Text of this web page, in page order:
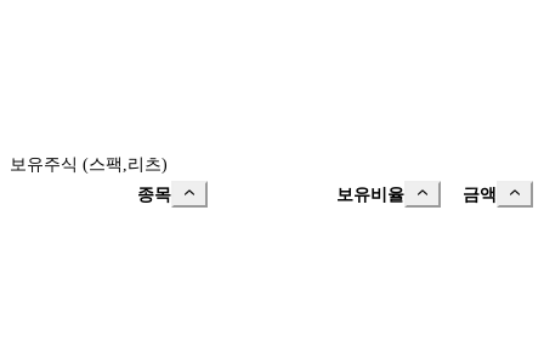
보유주식 (스팩,리츠)
종목
보유비율 금액